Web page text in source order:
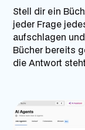
Stell dir ein
jeder Frage
aufschlagen
Bücher bereits
die Antwort